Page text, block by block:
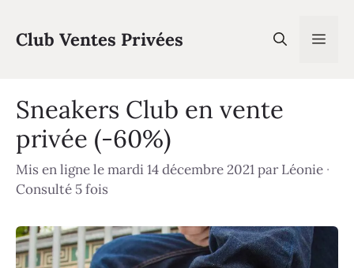
contenu
Club Ventes Privées
Sneakers Club en vente
privée (-60%)
Mis en ligne le mardi 14 décembre 2021parLéonie ·
Consulté 5 fois